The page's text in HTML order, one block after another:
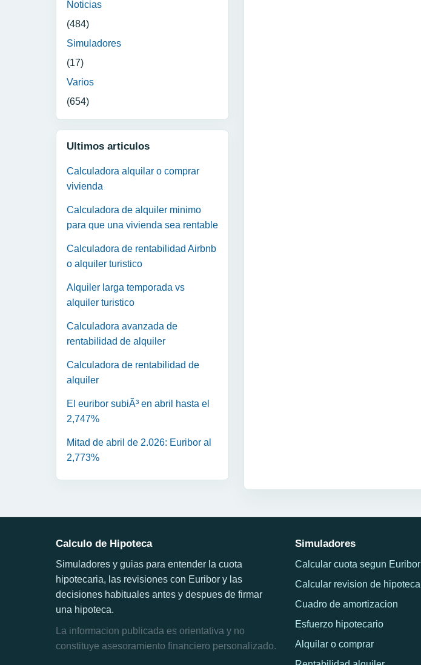
Noticias
(484)
Simuladores
(17)
Varios
(654)
Ultimos articulos
Calculadora alquilar o comprar
vivienda
Calculadora de alquiler minimo
para que una vivienda sea rentable
Calculadora de rentabilidad Airbnb
o alquiler turistico
Alquiler larga temporada vs
alquiler turistico
Calculadora avanzada de
rentabilidad de alquiler
Calculadora de rentabilidad de
alquiler
El euribor subiÃ³ en abril hasta el
2,747%
Mitad de abril de 2.026: Euribor al
2,773%
Calculo de Hipoteca
Simuladores y guias para entender la cuota
hipotecaria, las revisiones con Euribor y las
decisiones habituales antes y despues de firmar
una hipoteca.
La informacion publicada es orientativa y no
constituye asesoramiento financiero personalizado.
Simuladores
Calcular cuota segun Euribor
Calcular revision de hipoteca
Cuadro de amortizacion
Esfuerzo hipotecario
Alquilar o comprar